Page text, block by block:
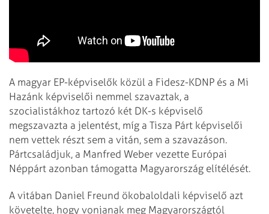
A magyar EP-képviselők közül a Fidesz-KDNP és a Mi
Hazánk képviselői nemmel szavaztak, a
szocialistákhoz tartozó két DK-s képviselő
megszavazta a jelentést, míg a Tisza Párt képviselői
nem vettek részt sem a vitán, sem a szavazáson.
Pártcsaládjuk, a Manfred Weber vezette Európai
Néppárt azonban támogatta Magyarország elítélését.
A vitában Daniel Freund ökobaloldali képviselő azt
követelte, hogy vonjanak meg Magyarországtól